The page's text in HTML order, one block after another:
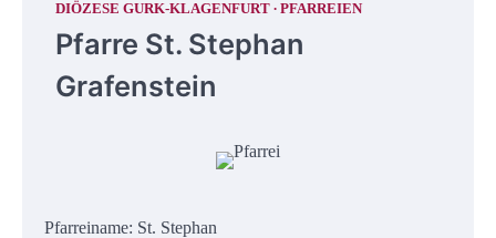
DIÖZESE GURK-KLAGENFURT
PFARREIEN
Pfarre St. Stephan
Grafenstein
Pfarreiname: St. Stephan